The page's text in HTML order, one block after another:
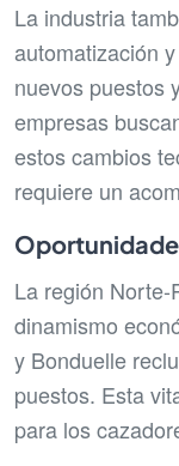
La industria
automatización
nuevos puestos
empresas
estos cambios
requiere un
La región Norte-
dinamismo
y Bonduelle
puestos. Esta
para los